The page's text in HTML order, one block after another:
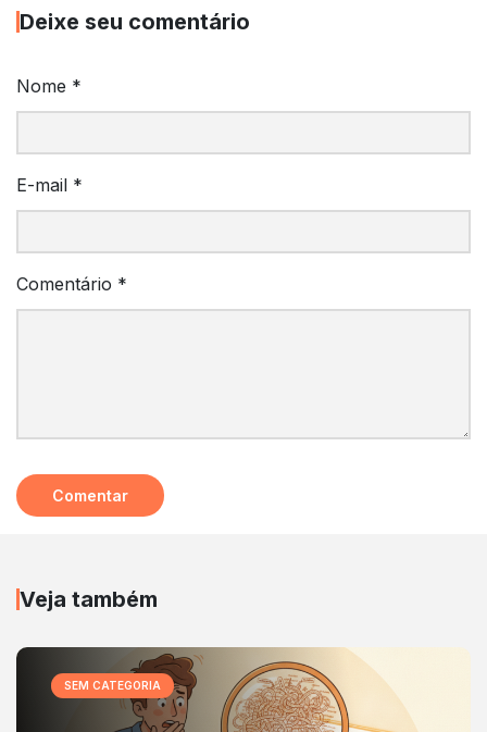
Deixe seu comentário
Comentário *
Nome *
E-mail *
Veja também
SEM CATEGORIA